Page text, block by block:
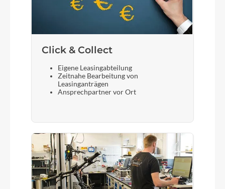
Click & Collect
Eigene Leasingabteilung
Zeitnahe Bearbeitung von
Leasinganträgen
Ansprechpartner vor Ort